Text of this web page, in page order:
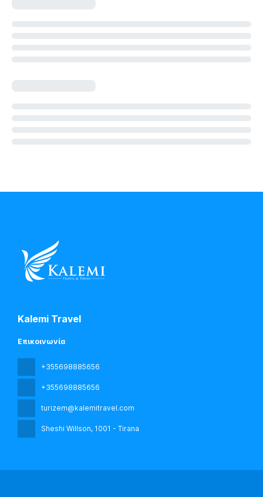
Kalemi Travel
Επικοινωνία
+355698885656
+355698885656
turizem@kalemitravel.com
Sheshi Willson, 1001 - Tirana